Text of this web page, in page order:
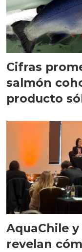
Cifras
salmón
producto
AquaChile
revelan